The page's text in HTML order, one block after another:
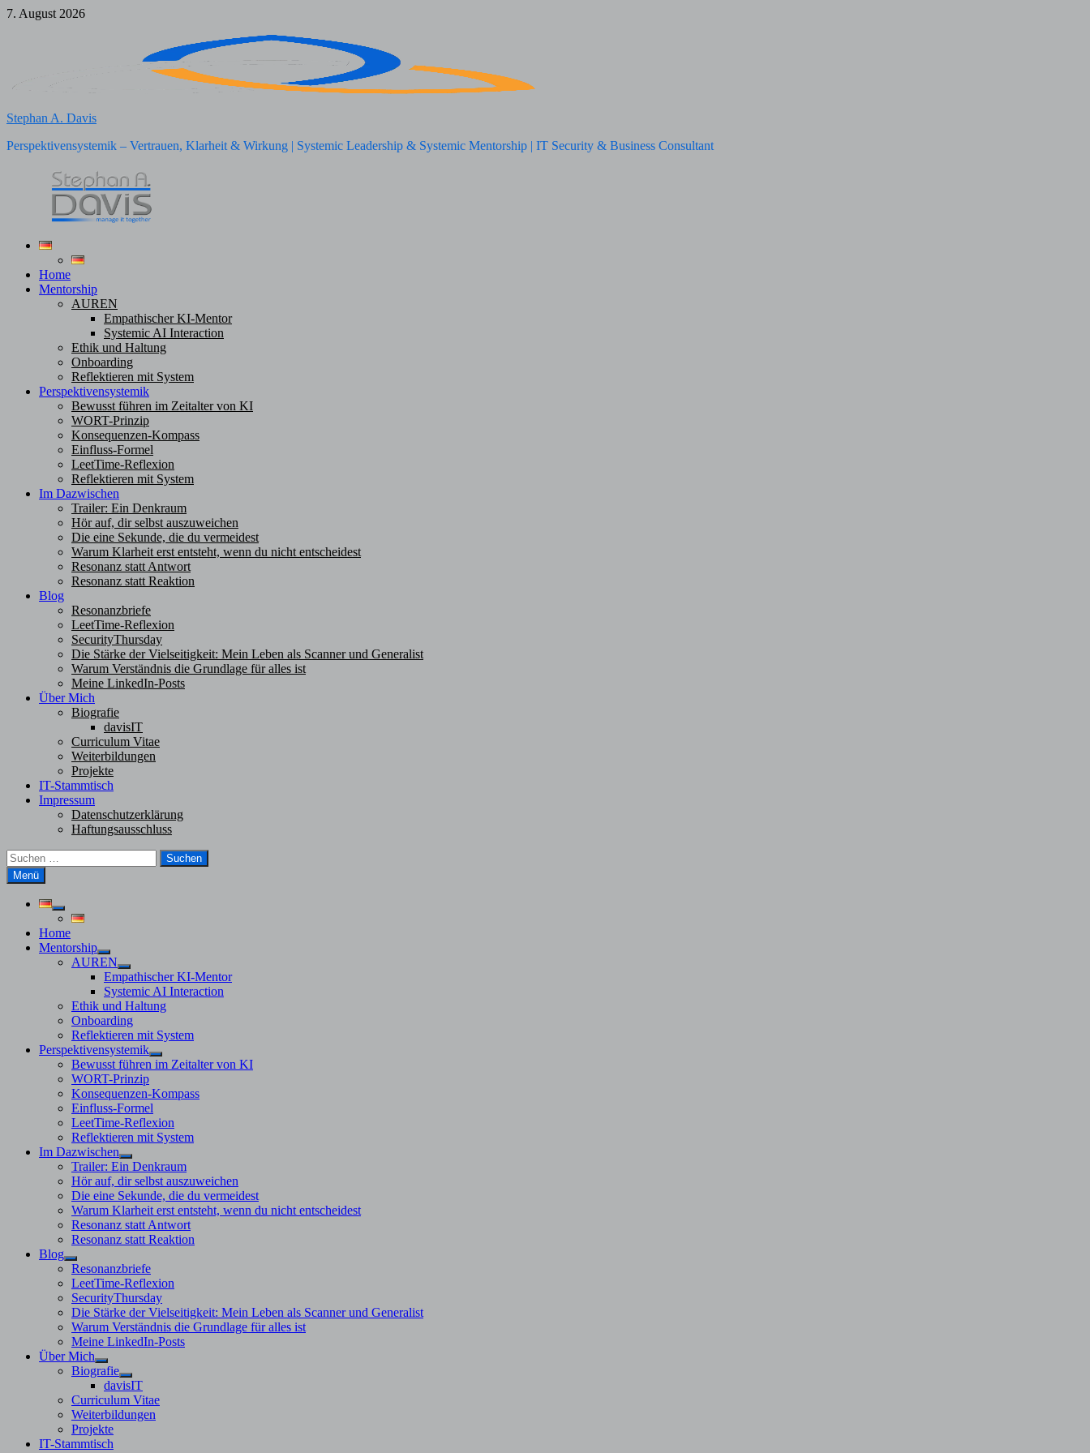
Zum
7. August 2026
Stephan A. Davis
Perspektivensystemik – Vertrauen, Klarheit & Wirkung | Systemic Leadership & Systemic Mentorship | IT Security & Business Consultant
Home
Mentorship
AUREN
Empathischer KI-Mentor
Systemic AI Interaction
Ethik und Haltung
Onboarding
Reflektieren mit System
Perspektivensystemik
Bewusst führen im Zeitalter von KI
WORT-Prinzip
Konsequenzen-Kompass
Einfluss-Formel
LeetTime-Reflexion
Reflektieren mit System
Im Dazwischen
Trailer: Ein Denkraum
Hör auf, dir selbst auszuweichen
Die eine Sekunde, die du vermeidest
Warum Klarheit erst entsteht, wenn du nicht entscheidest
Resonanz statt Antwort
Resonanz statt Reaktion
Blog
Resonanzbriefe
LeetTime-Reflexion
SecurityThursday
Die Stärke der Vielseitigkeit: Mein Leben als Scanner und Generalist
Warum Verständnis die Grundlage für alles ist
Meine LinkedIn-Posts
Über Mich
Biografie
davisIT
Curriculum Vitae
Weiterbildungen
Projekte
IT-Stammtisch
Impressum
Datenschutzerklärung
Haftungsausschluss
Suchen
nach:
Menü
Untermenü
anzeigen
Home
Mentorship
Untermenü
anzeigen
AUREN
Untermenü
anzeigen
Empathischer KI-Mentor
Systemic AI Interaction
Ethik und Haltung
Onboarding
Reflektieren mit System
Perspektivensystemik
Untermenü
anzeigen
Bewusst führen im Zeitalter von KI
WORT-Prinzip
Konsequenzen-Kompass
Einfluss-Formel
LeetTime-Reflexion
Reflektieren mit System
Im Dazwischen
Untermenü
anzeigen
Trailer: Ein Denkraum
Hör auf, dir selbst auszuweichen
Die eine Sekunde, die du vermeidest
Warum Klarheit erst entsteht, wenn du nicht entscheidest
Resonanz statt Antwort
Resonanz statt Reaktion
Blog
Untermenü
anzeigen
Resonanzbriefe
LeetTime-Reflexion
SecurityThursday
Die Stärke der Vielseitigkeit: Mein Leben als Scanner und Generalist
Warum Verständnis die Grundlage für alles ist
Meine LinkedIn-Posts
Über Mich
Untermenü
anzeigen
Biografie
Untermenü
anzeigen
davisIT
Curriculum Vitae
Weiterbildungen
Projekte
IT-Stammtisch